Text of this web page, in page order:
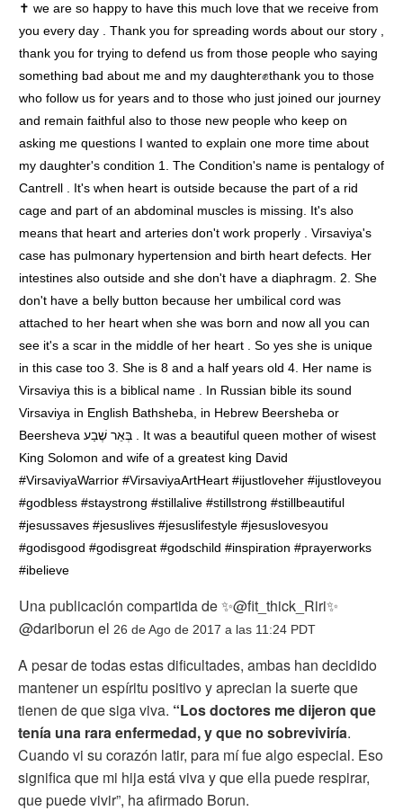
✝️ we are so happy to have this much love that we receive from
you every day . Thank you for spreading words about our story ,
thank you for trying to defend us from those people who saying
something bad about me and my daughter✊thank you to those
who follow us for years and to those who just joined our journey
and remain faithful also to those new people who keep on
asking me questions I wanted to explain one more time about
my daughter's condition 1. The Condition's name is pentalogy of
Cantrell . It's when heart is outside because the part of a rid
cage and part of an abdominal muscles is missing. It's also
means that heart and arteries don't work properly . Virsaviya's
case has pulmonary hypertension and birth heart defects. Her
intestines also outside and she don't have a diaphragm. 2. She
don't have a belly button because her umbilical cord was
attached to her heart when she was born and now all you can
see it's a scar in the middle of her heart . So yes she is unique
in this case too 3. She is 8 and a half years old 4. Her name is
Virsaviya this is a biblical name . In Russian bible its sound
Virsaviya in English Bathsheba, in Hebrew Beersheba or
Beersheva בְּאֵר שֶׁבַע . It was a beautiful queen mother of wisest
King Solomon and wife of a greatest king David
#VirsaviyaWarrior #VirsaviyaArtHeart #ijustloveher #ijustloveyou
#godbless #staystrong #stillalive #stillstrong #stillbeautiful
#jesussaves #jesuslives #jesuslifestyle #jesuslovesyou
#godisgood #godisgreat #godschild #inspiration #prayerworks
#ibelieve
Una publicación compartida de ✨@fit_thick_Riri✨
@dariborun el 26 de Ago de 2017 a las 11:24 PDT
A pesar de todas estas dificultades, ambas han decidido
mantener un espíritu positivo y aprecian la suerte que
tienen de que siga viva. “Los doctores me dijeron que
tenía una rara enfermedad, y que no sobreviviría.
Cuando vi su corazón latir, para mí fue algo especial. Eso
significa que mi hija está viva y que ella puede respirar,
que puede vivir”, ha afirmado Borun.